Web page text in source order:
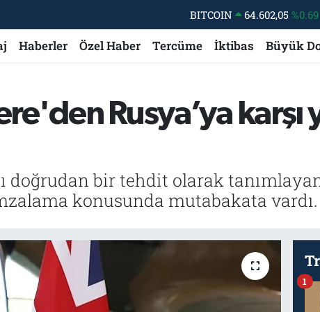
DOLAR 47,5986 %0.06
EURO
55,0700 %0.1
BİST100
13.703
%0
Haberler Özel Haber Tercüme İktibas Büyük
Rusya’ya karşı
doğrudan bir tehdit olarak
konusunda mutabakata vardı.
1